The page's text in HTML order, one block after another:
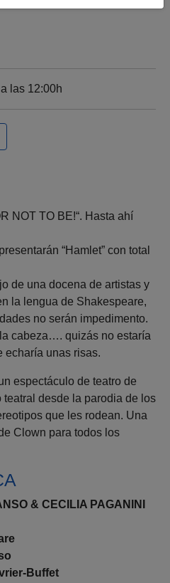
las 12:00h
NOT TO BE!“. Hasta ahí
“Hamlet” con total
de una docena de artistas y
la lengua de Shakespeare,
no serán impedimento.
cabeza…. quizás no estaría
echaría unas risas.
espectáculo de teatro de
desde la parodia de los
que les rodean. Una
Clown para todos los
& CECILIA PAGANINI
Buffet